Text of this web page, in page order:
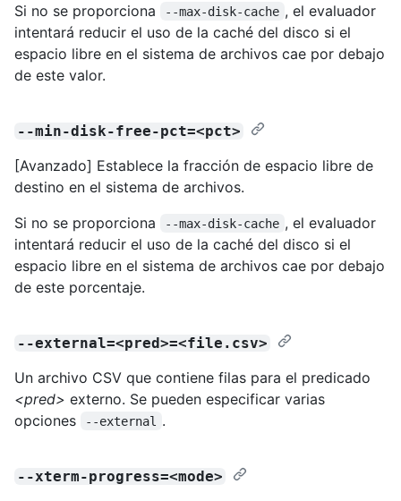
Si no se proporciona
--max-disk-cache , el evaluador
intentará reducir el uso de la caché del disco si el
espacio libre en el sistema de archivos cae por debajo
de este valor.
--min-disk-free-pct=<pct>
[Avanzado] Establece la fracción de espacio libre de
destino en el sistema de archivos.
Si no se proporciona
--max-disk-cache , el evaluador
intentará reducir el uso de la caché del disco si el
espacio libre en el sistema de archivos cae por debajo
de este porcentaje.
--external=<pred>=<file.csv>
Un archivo CSV que contiene filas para el predicado
<pred> externo. Se pueden especificar varias
opciones
--external .
--xterm-progress=<mode>